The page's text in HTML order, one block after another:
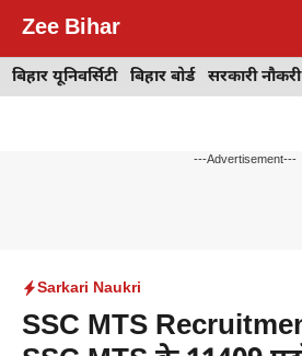
content
Zee Bihar
बिहार यूनिवर्सिटी बिहार बोर्ड सरकारी नौकरी
---Advertisement---
Sarkari Naukri
SSC MTS